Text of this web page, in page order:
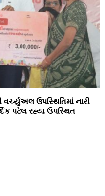
વર્ચ્યુઅલ ઉપસ્થિતિમાં નારી
પટેલ રહ્યા ઉપસ્થિત